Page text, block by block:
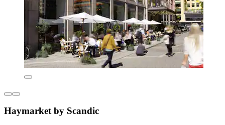
Haymarket by Scandic